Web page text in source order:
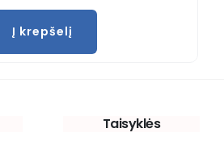
Į krepšelį
Taisyklės